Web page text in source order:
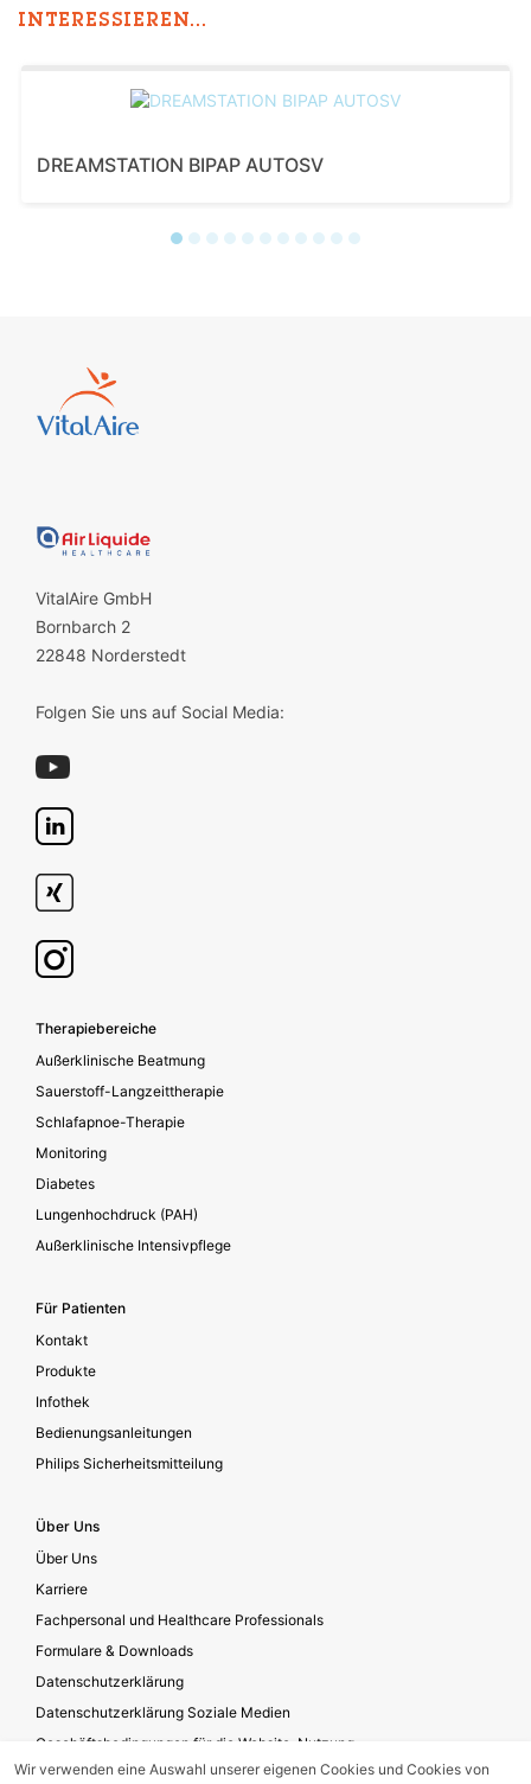
INTERESSIEREN...
DREAMSTATION BIPAP AUTOSV
VitalAire GmbH
Bornbarch 2
22848 Norderstedt
Folgen Sie uns auf Social Media:
Footer secondary
Therapiebereiche
Außerklinische Beatmung
Sauerstoff-Langzeittherapie
Schlafapnoe-Therapie
Monitoring
Diabetes
Lungenhochdruck (PAH)
Außerklinische Intensivpflege
Für Patienten
Kontakt
Produkte
Infothek
Bedienungsanleitungen
Philips Sicherheitsmitteilung
Über Uns
Über Uns
Karriere
Fachpersonal und Healthcare Professionals
Formulare & Downloads
Datenschutzerklärung
Datenschutzerklärung Soziale Medien
Geschäftsbedingungen für die Website-Nutzung
Impressum
Wir verwenden eine Auswahl unserer eigenen Cookies und Cookies von